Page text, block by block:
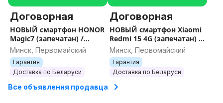
Договорная
НОВЫЙ смартфон HONOR
Magic7 (запечатан) /
Гарантия / Все цвета /
Память
Минск, Первомайский
Гарантия
Доставка по Беларуси
Договорная
НОВЫЙ смартфон Xiaomi
Redmi 15 4G (запечатан) /
Гарантия /(запечатан) /
Гарантия / Все цвета /
Память
Минск, Первомайский
Гарантия
Доставка по Беларуси
Все объявления продавца